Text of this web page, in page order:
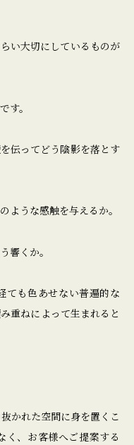
い大切にしているものが
す。
伝ってどう陰影を落とす
ような感触を与えるか。
響くか。
ても色あせない普遍的な
重ねによって生まれると
かれた空間に身を置くこ
く、お客様へご提案する